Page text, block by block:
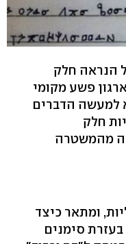
הנראה חלק
פשע מקומי
למעשה הדברים
חלק
מהמשטרה
ומתאר כיצד
סימנים